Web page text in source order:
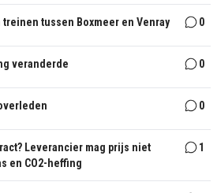
tussen Boxmeer en Venray 0
veranderde 0
0
Leverancier mag prijs niet
en CO2-heffing
1